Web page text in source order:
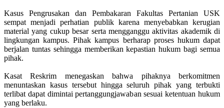
Kasus Pengrusakan dan Pembakaran Fakultas Pertanian USK
sempat menjadi perhatian publik karena menyebabkan kerugian
material yang cukup besar serta mengganggu aktivitas akademik di
lingkungan kampus. Pihak kampus berharap proses hukum dapat
berjalan tuntas sehingga memberikan kepastian hukum bagi semua
pihak.
Kasat Reskrim menegaskan bahwa pihaknya berkomitmen
menuntaskan kasus tersebut hingga seluruh pihak yang terbukti
terlibat dapat dimintai pertanggungjawaban sesuai ketentuan hukum
yang berlaku.